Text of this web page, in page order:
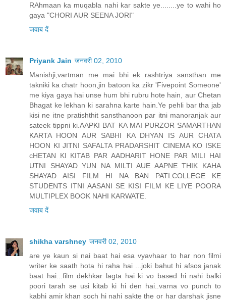
RAhmaan ka muqabla nahi kar sakte ye........ye to wahi ho
gaya "CHORI AUR SEENA JORI"
जवाब दें
Priyank Jain जनवरी 02, 2010
Manishji,vartman me mai bhi ek rashtriya sansthan me
takniki ka chatr hoon,jin batoon ka zikr 'Fivepoint Someone'
me kiya gaya hai unse hum bhi rubru hote hain, aur Chetan
Bhagat ke lekhan ki sarahna karte hain.Ye pehli bar tha jab
kisi ne itne pratishthit sansthanoon par itni manoranjak aur
sateek tippni ki.AAPKI BAT KA MAI PURZOR SAMARTHAN
KARTA HOON AUR SABHI KA DHYAN IS AUR CHATA
HOON KI JITNI SAFALTA PRADARSHIT CINEMA KO ISKE
cHETAN KI KITAB PAR AADHARIT HONE PAR MILI HAI
UTNI SHAYAD YUN NA MILTI AUE AAPNE THIK KAHA
SHAYAD AISI FILM HI NA BAN PATI.COLLEGE KE
STUDENTS ITNI AASANI SE KISI FILM KE LIYE POORA
MULTIPLEX BOOK NAHI KARWATE.
जवाब दें
shikha varshney जनवरी 02, 2010
are ye kaun si nai baat hai esa vyavhaar to har non filmi
writer ke saath hota hi raha hai ...joki bahut hi afsos janak
baat hai...film dekhkar lagta hai ki vo based hi nahi balki
poori tarah se usi kitab ki hi den hai..varna vo punch to
kabhi amir khan soch hi nahi sakte the or har darshak jisne